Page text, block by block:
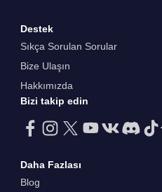
Destek
Sıkça Sorulan Sorular
Bize Ulaşın
Hakkımızda
Bizi takip edin
Daha Fazlası
Blog